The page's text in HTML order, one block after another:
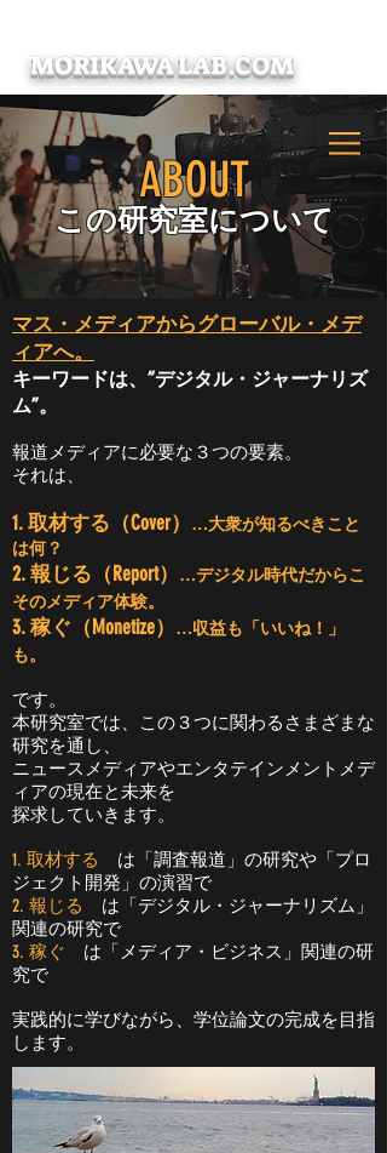
MORIKAWA LAB.COM
ABOUT
この研究室について
マス・メディアからグローバル・メデ
ィアへ。
キーワードは、“デジタル・ジャーナリズ
ム”。
報道メディアに必要な３つの要素。
それは、
1. 取材する（Cover）
…大衆が知るべきこと
は何？
2. 報じる（Report）
…デジタル時代だからこ
そのメディア体験。
3. 稼ぐ（Monetize）
…収益も「いいね！」
も。
です。
本研究室では、この３つに関わるさまざまな
研究を通し、
ニュースメディアやエンタテインメントメデ
ィアの現在と未来を
探求していきます。
1. 取材する
は「調査報道」の研究や「プロ
ジェクト開発」の演習で
2. 報じる
は「デジタル・ジャーナリズム」
関連の研究で
3. 稼ぐ は「メディア・ビジネス」関連の研
究で
実践的に学びながら、学位論文の完成を目指
します。